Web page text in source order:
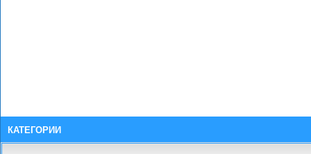
-
КАТЕГОРИИ